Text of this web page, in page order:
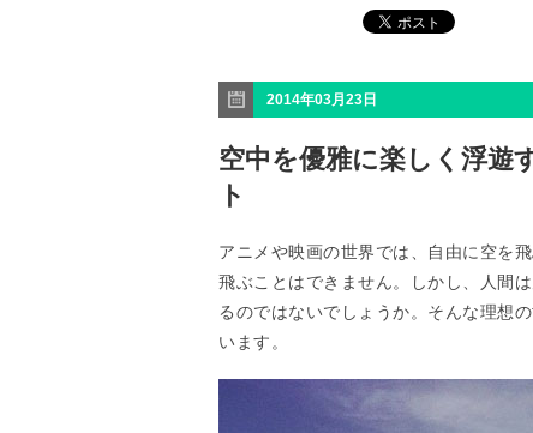
2014年03月23日
空中を優雅に楽しく浮遊
ト
アニメや映画の世界では、自由に空を
飛ぶことはできません。しかし、人間
るのではないでしょうか。そんな理想
います。